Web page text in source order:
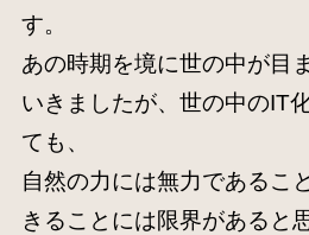
す。
あの時期を境に世の中が目
いきましたが、世の中のIT
ても、
自然の力には無力であるこ
きることには限界があると